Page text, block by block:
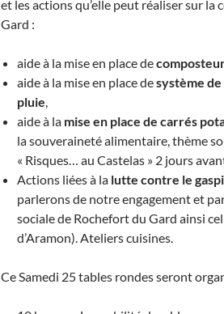
et les actions qu’elle peut réaliser sur la
Gard :
aide à la mise en place de
aide à la mise en place desystème
pluie,
aide à la mise en place de carrés
la souveraineté alimentaire, thème
« Risques… au Castelas » 2 jours
Actions liées à la lutte contre le
parlerons de notre engagement et
sociale de Rochefort du Gard ainsi
d’Aramon). Ateliers cuisines.
Ce Samedi 25 tables rondes seront